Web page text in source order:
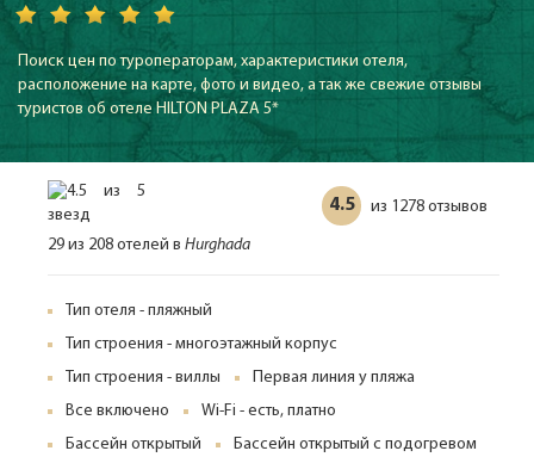
Поиск цен по туроператорам, характеристики отеля,
расположение на карте, фото и видео, а так же свежие отзывы
туристов об отеле HILTON PLAZA 5*
4.5 из 1278 отзывов
29 из 208 отелей в Hurghada
Тип отеля - пляжный
Тип строения - многоэтажный корпус
Тип строения - виллы
Первая линия у пляжа
Все включено
Wi-Fi - есть, платно
Бассейн открытый
Бассейн открытый с подогревом